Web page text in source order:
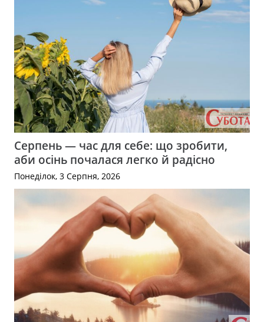
Серпень — час для себе: що зробити,
аби осінь почалася легко й радісно
Понеділок, 3 Серпня, 2026